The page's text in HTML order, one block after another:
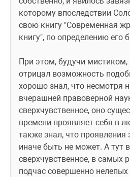
которому впоследствии
свою книгу "Современная
книгу", по определению его
При этом, будучи
отрицал возможность
хорошо знал, что несмотря
вчерашней правоверной
сверхчувственное, оно
времени проявляет себя в
также знал, что проявления
иначе быть не может. А тут
сверхчувственное, в самых
подчас совершенно